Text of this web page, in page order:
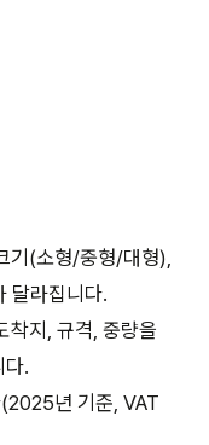
기(소형/중형/대형),
달라집니다.
착지, 규격, 중량을
다.
년 기준, VAT